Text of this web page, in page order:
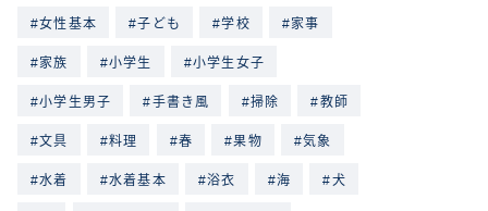
女性基本 子ども 学校 家事
家族 小学生 小学生女子
小学生男子 手書き風 掃除 教師
文具 料理 春 果物 気象
水着 水着基本 浴衣 海 犬